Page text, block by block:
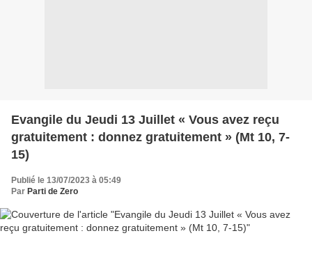
Evangile du Jeudi 13 Juillet « Vous avez reçu
gratuitement : donnez gratuitement » (Mt 10, 7-
15)
Publié le 13/07/2023 à 05:49
Par Parti de Zero